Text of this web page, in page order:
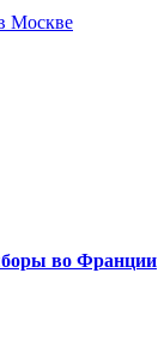
Москве
во Франции